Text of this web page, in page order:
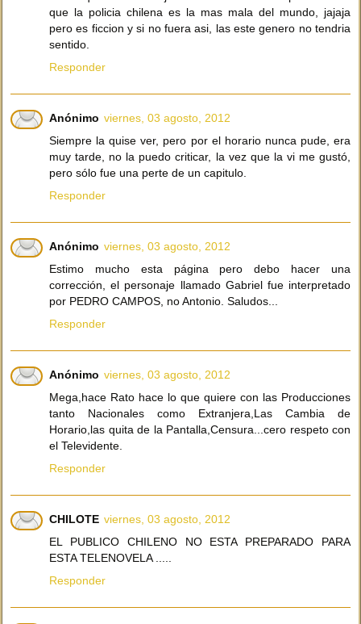
que la policia chilena es la mas mala del mundo, jajaja
pero es ficcion y si no fuera asi, las este genero no tendria
sentido.
Responder
Anónimo viernes, 03 agosto, 2012
Siempre la quise ver, pero por el horario nunca pude, era
muy tarde, no la puedo criticar, la vez que la vi me gustó,
pero sólo fue una perte de un capitulo.
Responder
Anónimo viernes, 03 agosto, 2012
Estimo mucho esta página pero debo hacer una
corrección, el personaje llamado Gabriel fue interpretado
por PEDRO CAMPOS, no Antonio. Saludos...
Responder
Anónimo viernes, 03 agosto, 2012
Mega,hace Rato hace lo que quiere con las Producciones
tanto Nacionales como Extranjera,Las Cambia de
Horario,las quita de la Pantalla,Censura...cero respeto con
el Televidente.
Responder
CHILOTE viernes, 03 agosto, 2012
EL PUBLICO CHILENO NO ESTA PREPARADO PARA
ESTA TELENOVELA .....
Responder